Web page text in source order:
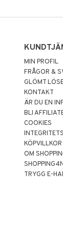
MIN PROFIL
FRÅGOR &
GLÖMT
KONTAKT
ÄR DU EN
BLI
COOKIES
OM
TRYGG E-